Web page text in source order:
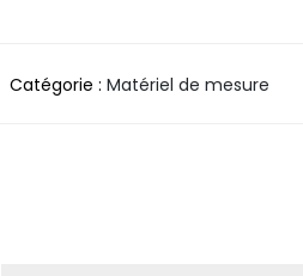
Catégorie : Matériel de mesure